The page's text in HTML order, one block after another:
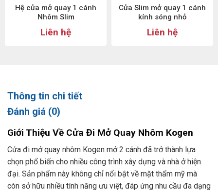
Hệ cửa mở quay 1 cánh
Nhôm Slim
Liên hệ
Cửa Slim mở quay 1 cánh
kính sóng nhỏ
Liên hệ
Thông tin chi tiết
Đánh giá (0)
Giới Thiệu Về Cửa Đi Mở Quay Nhôm Kogen
Cửa đi mở quay nhôm Kogen mở 2 cánh đã trở thành lựa
chọn phổ biến cho nhiều công trình xây dựng và nhà ở hiện
đại. Sản phẩm này không chỉ nổi bật về mặt thẩm mỹ mà
còn sở hữu nhiều tính năng ưu việt, đáp ứng nhu cầu đa dạng